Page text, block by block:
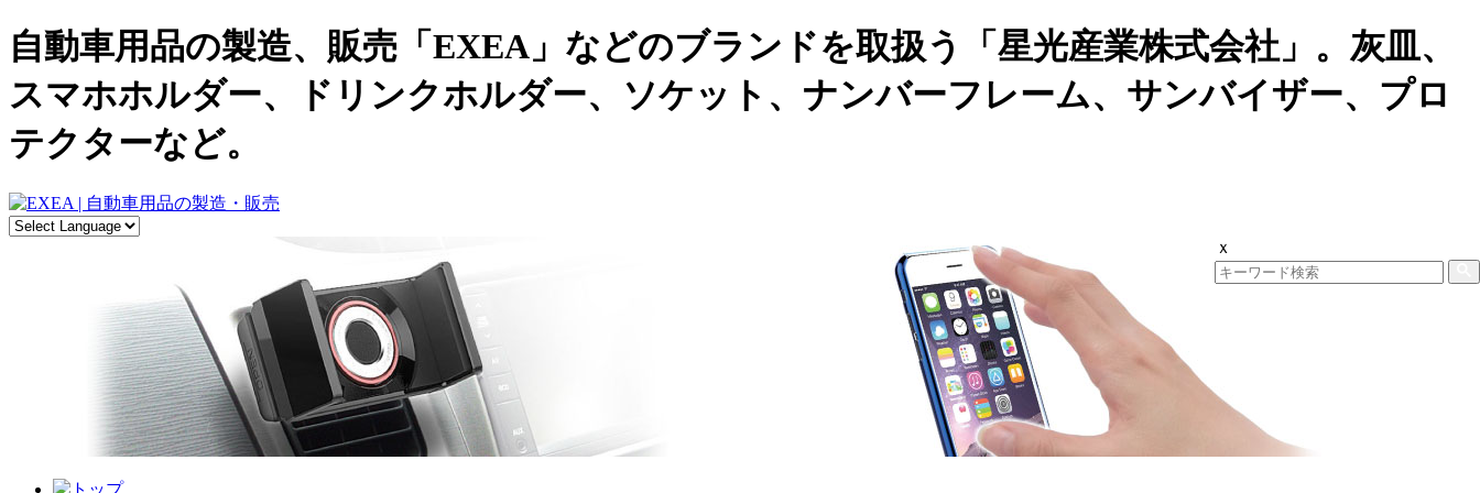
自動車用品の製造、販売「EXEA」などのブランドを取扱う「星光産業株式会社」。灰皿、
スマホホルダー、ドリンクホルダー、ソケット、ナンバーフレーム、サンバイザー、プロ
テクターなど。
ｘ